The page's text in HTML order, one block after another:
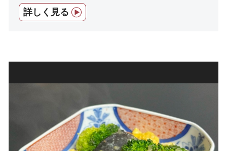
詳しく見る